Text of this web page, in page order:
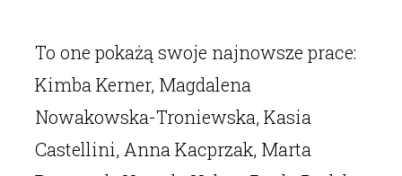
To one pokażą swoje najnowsze prace:
Kimba Kerner, Magdalena
Nowakowska-Troniewska, Kasia
Castellini, Anna Kacprzak, Marta